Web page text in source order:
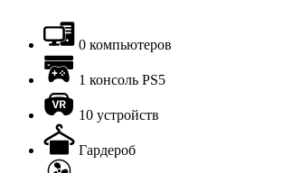
0 компьютеров
1 консоль PS5
10 устройств
Гардероб